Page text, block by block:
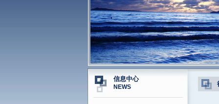
信息中心
NEWS